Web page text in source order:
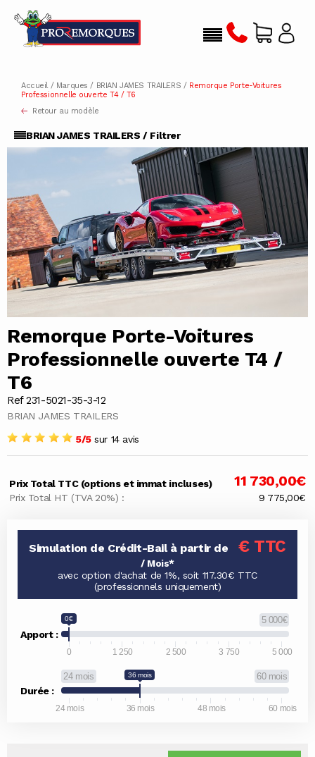
Accueil/ Marques / BRIAN JAMES TRAILERS / Remorque Porte-Voitures
Professionnelle ouverte T4 / T6
Retour au modèle
BRIAN JAMES TRAILERS / Filtrer
Remorque Porte-Voitures
Professionnelle ouverte T4 /
T6
Ref 231-5021-35-3-12
BRIAN JAMES TRAILERS
5/5sur 14 avis
Prix Total TTC (options et immat incluses) 11 730,00€
Prix Total HT (TVA 20%) : 9 775,00€
Apport :
5 000€
0€
0 1 250 2 500 3 750 5 000
Durée :
24 mois 60 mois
36 mois
24 mois 36 mois 48 mois 60 mois
Simulation de Crédit-Bail à partir de € TTC
/ Mois*
avec option d'achat de 1%, soit 117.30€ TTC
(professionnels uniquement)